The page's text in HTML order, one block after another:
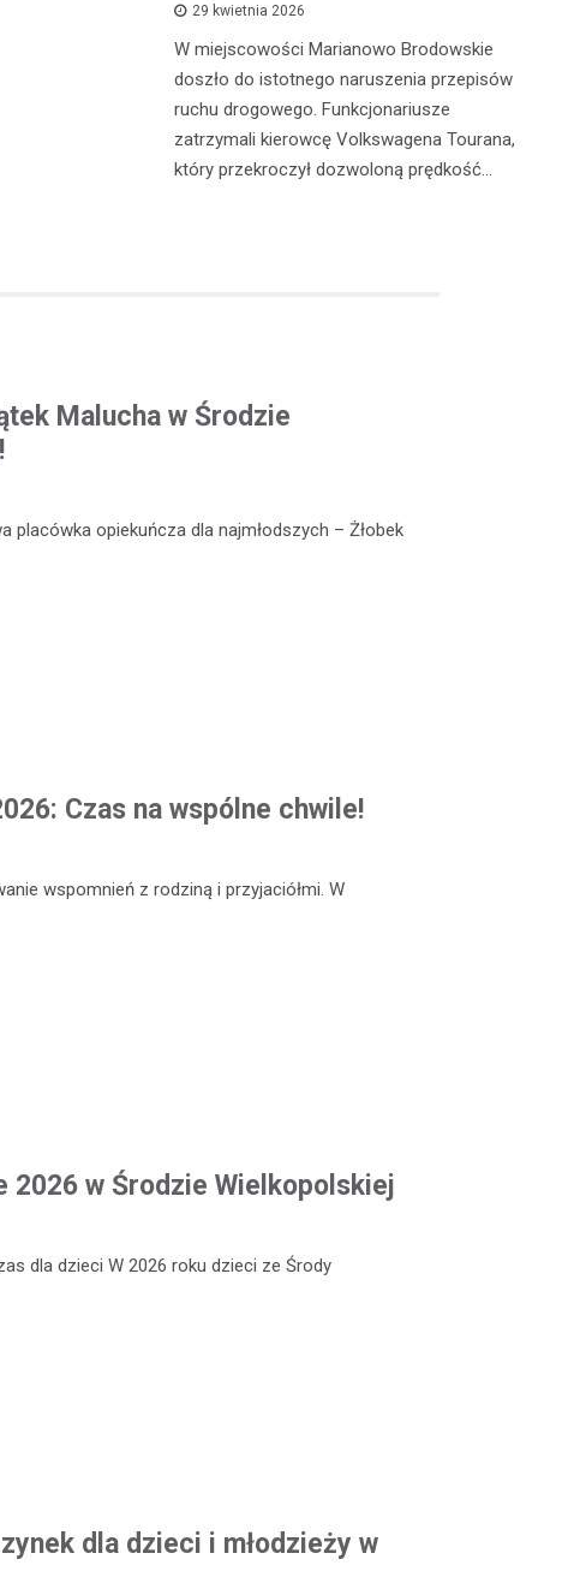
29 kwietnia 2026
W miejscowości Marianowo Brodowskie
doszło do istotnego naruszenia przepisów
ruchu drogowego. Funkcjonariusze
zatrzymali kierowcę Volkswagena Tourana,
który przekroczył dozwoloną prędkość…
Malucha w Środzie
placówka opiekuńcza dla najmłodszych – Żłobek
Czas na wspólne chwile!
wspomnień z rodziną i przyjaciółmi. W
2026 w Środzie Wielkopolskiej
dla dzieci W 2026 roku dzieci ze Środy
dla dzieci i młodzieży w